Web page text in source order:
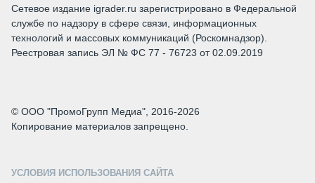
Сетевое издание igrader.ru зарегистрировано в Федеральной
службе по надзору в сфере связи, информационных
технологий и массовых коммуникаций (Роскомнадзор).
Реестровая запись ЭЛ № ФС 77 - 76723 от 02.09.2019
© ООО "ПромоГрупп Медиа", 2016-2026
Копирование материалов запрещено.
УСЛОВИЯ ИСПОЛЬЗОВАНИЯ САЙТА